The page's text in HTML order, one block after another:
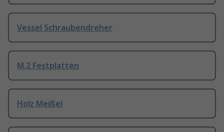
Vessel Schraubendreher
M.2 Festplatten
Holz Meißel